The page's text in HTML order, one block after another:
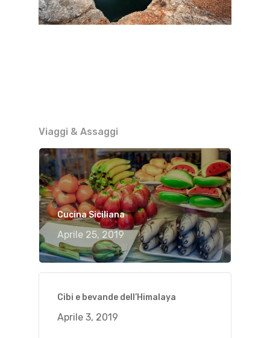
Viaggi & Assaggi
Cucina Siciliana
Aprile 25, 2019
Cibi e bevande dell’Himalaya
Aprile 3, 2019